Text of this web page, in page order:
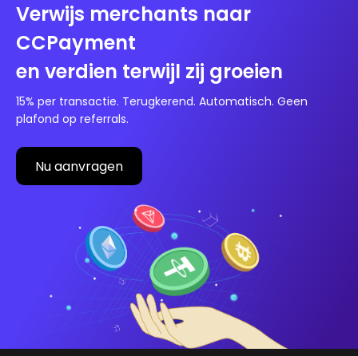
Verwijs merchants naar
CCPayment
en verdien terwijl zij groeien
15% per transactie. Terugkerend. Automatisch. Geen
plafond op referrals.
Nu aanvragen